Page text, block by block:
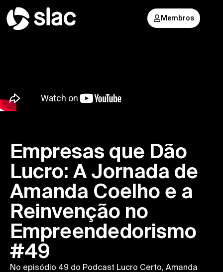
Membros
Empresas que Dão
Lucro: A Jornada de
Amanda Coelho e a
Reinvenção no
Empreendedorismo
#49
No episódio 49 do Podcast Lucro Certo, Amanda